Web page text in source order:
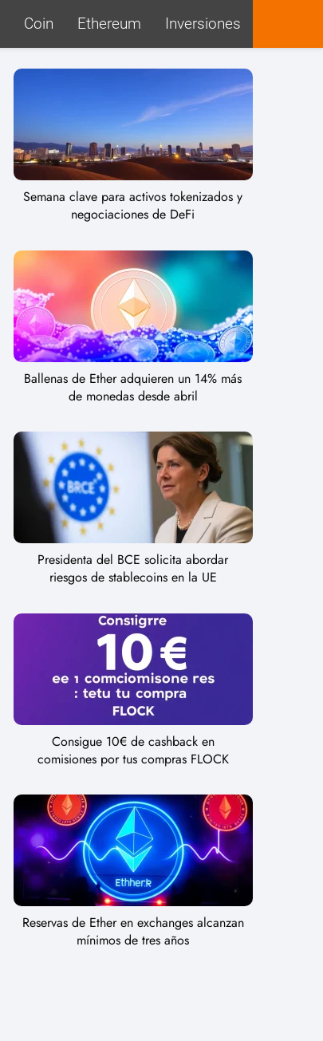
Coin Ethereum Inversiones
Semana clave para activos tokenizados y
negociaciones de DeFi
Ballenas de Ether adquieren un 14% más
de monedas desde abril
Presidenta del BCE solicita abordar
riesgos de stablecoins en la UE
Consigue 10€ de cashback en
comisiones por tus compras FLOCK
Reservas de Ether en exchanges alcanzan
mínimos de tres años